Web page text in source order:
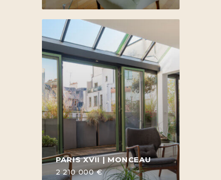
PARIS XVII | MONCEAU
2 210 000 €